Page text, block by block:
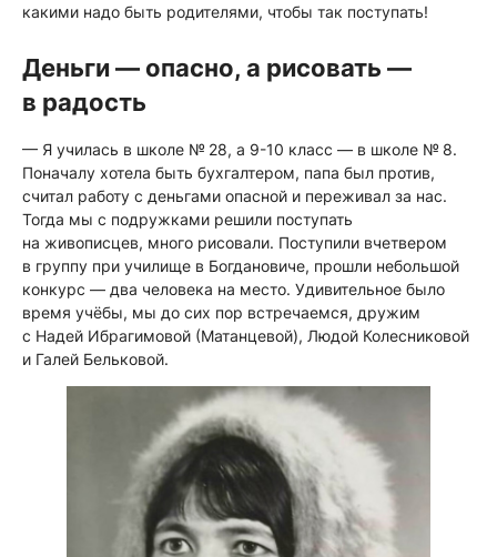
какими надо быть родителями, чтобы так поступать!
Деньги — опасно, а рисовать —
в радость
— Я училась в школе № 28, а 9-10 класс — в школе № 8.
Поначалу хотела быть бухгалтером, папа был против,
считал работу с деньгами опасной и переживал за нас.
Тогда мы с подружками решили поступать
на живописцев, много рисовали. Поступили вчетвером
в группу при училище в Богдановиче, прошли небольшой
конкурс — два человека на место. Удивительное было
время учёбы, мы до сих пор встречаемся, дружим
с Надей Ибрагимовой (Матанцевой), Людой Колесниковой
и Галей Бельковой.